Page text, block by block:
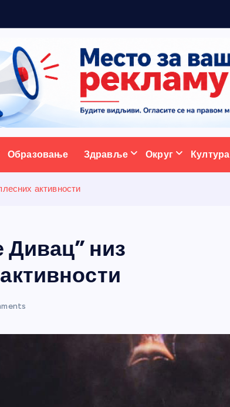
портал
Образовање Здравље Округ Култура
активности
Дивац” низ